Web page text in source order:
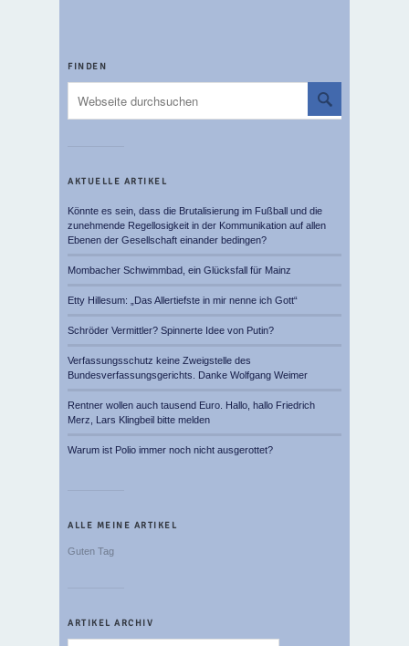
FINDEN
AKTUELLE ARTIKEL
Könnte es sein, dass die Brutalisierung im Fußball und die
zunehmende Regellosigkeit in der Kommunikation auf allen
Ebenen der Gesellschaft einander bedingen?
Mombacher Schwimmbad, ein Glücksfall für Mainz
Etty Hillesum: „Das Allertiefste in mir nenne ich Gott“
Schröder Vermittler? Spinnerte Idee von Putin?
Verfassungsschutz keine Zweigstelle des
Bundesverfassungsgerichts. Danke Wolfgang Weimer
Rentner wollen auch tausend Euro. Hallo, hallo Friedrich
Merz, Lars Klingbeil bitte melden
Warum ist Polio immer noch nicht ausgerottet?
ALLE MEINE ARTIKEL
Guten Tag
ARTIKEL ARCHIV